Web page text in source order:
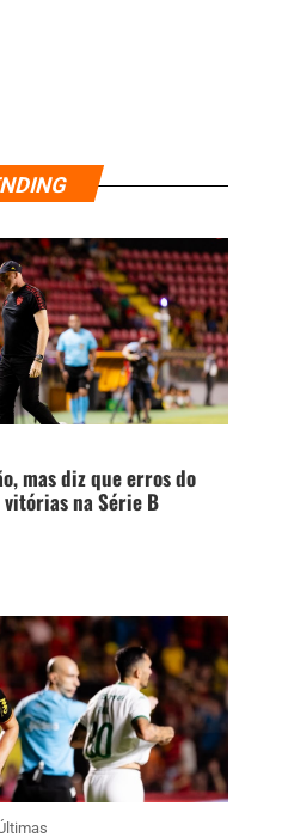
mas diz que erros do
na Série B